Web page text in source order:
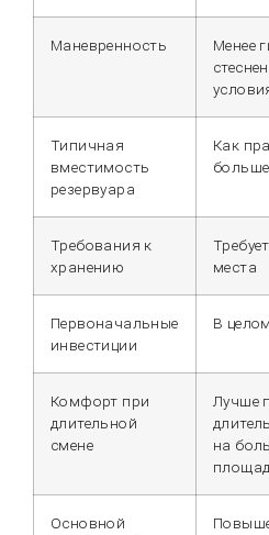
Маневренность
Менее
Типичная
вместимость
резервуара
Как
Требования к
хранению
места
Первоначальные
инвестиции
В
Комфорт при
длительной
смене
Лучше
на
Основной